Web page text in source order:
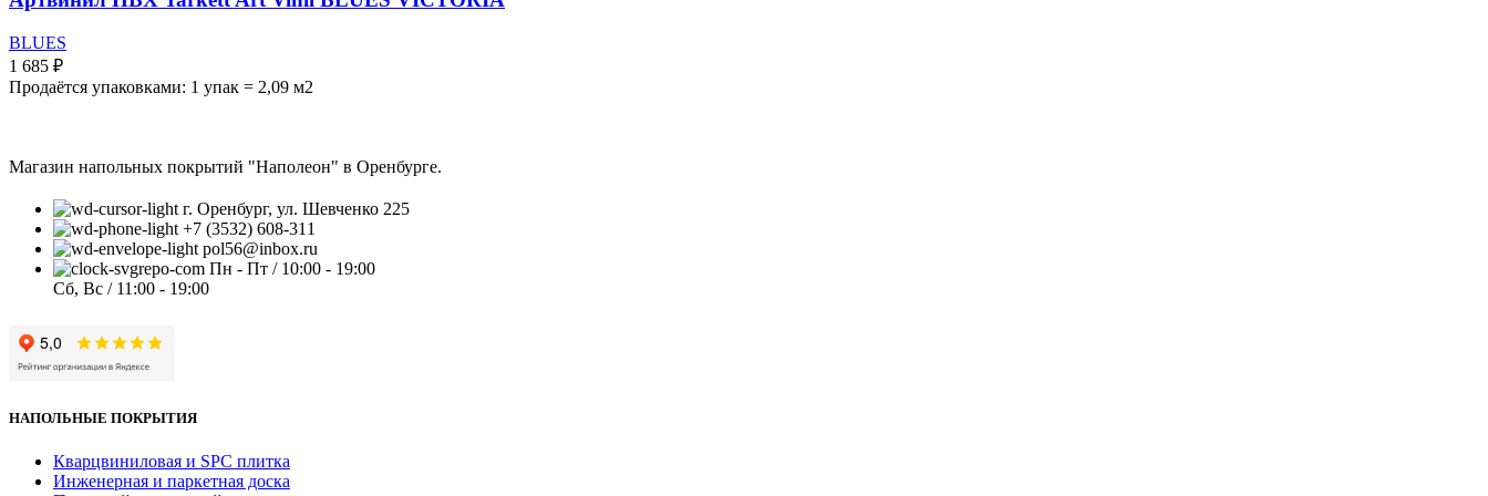
BLUES
1 685 ₽
Продаётся упаковками: 1 упак = 2,09 м2
Магазин напольных покрытий "Наполеон" в Оренбурге.
г. Оренбург, ул. Шевченко 225
+7 (3532) 608-311
pol56@inbox.ru
Пн - Пт / 10:00 - 19:00
Сб, Вс / 11:00 - 19:00
НАПОЛЬНЫЕ ПОКРЫТИЯ
Кварцвиниловая и SPC плитка
Инженерная и паркетная доска